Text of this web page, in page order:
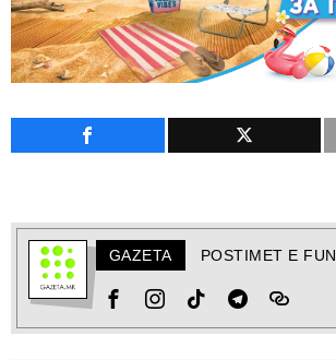
GAZETA POSTIMET E